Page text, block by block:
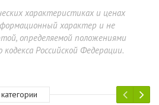
характеристиках и ценах
характер и не
определяемой положениями
Российской Федерации.